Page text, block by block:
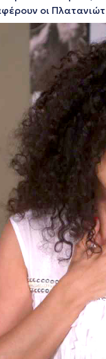
οι